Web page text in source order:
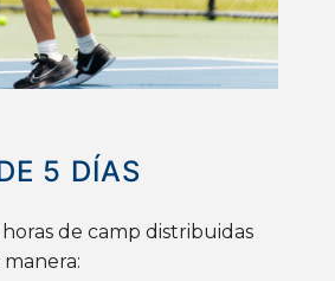
5 DÍAS
de camp distribuidas